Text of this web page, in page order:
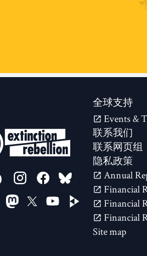
全球支持
Events &
联系我们
联系网页组
隐私政策
Site map
US ON